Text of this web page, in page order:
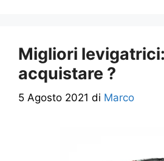
Migliori
acquistare ?
5 Agosto 2021 di Marco